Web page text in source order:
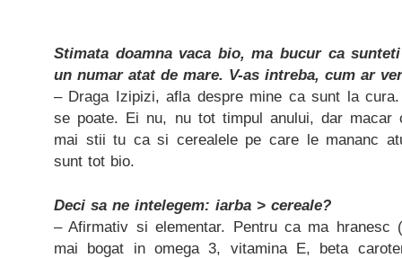
Stimata doamna vaca bio, ma bucur ca
un numar atat de mare. V-as intreba, cum ar
– Draga Izipizi, afla despre mine ca sunt la
se poate. Ei nu, nu tot timpul anului, dar
mai stii tu ca si cerealele pe care le mananc
sunt tot bio.
Deci sa ne intelegem: iarba > cereale?
– Afirmativ si elementar. Pentru ca ma
mai bogat in omega 3, vitamina E, beta